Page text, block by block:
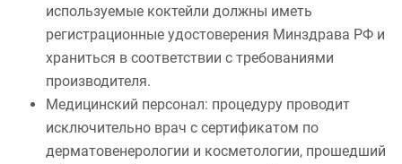
используемые коктейли должны иметь
регистрационные удостоверения Минздрава РФ и
храниться в соответствии с требованиями
производителя.
Медицинский персонал: процедуру проводит
исключительно врач с сертификатом по
дерматовенерологии и косметологии, прошедший